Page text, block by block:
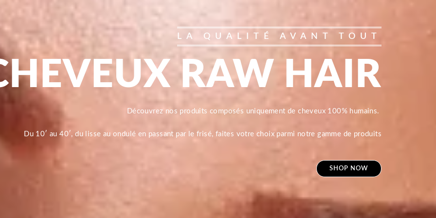
LA QUALITÉ AVANT TOUT
RAW HAIR
Découvrez nos produits composés uniquement de cheveux 100% humains.
Du 10′ au 40′, du lisse au ondulé en passant par le frisé, faites votre choix parmi notre gamme de produits
SHOP NOW